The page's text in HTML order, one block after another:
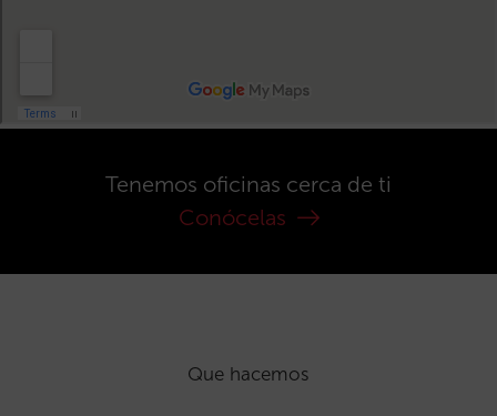
Tenemos oficinas cerca de ti
Conócelas
Que hacemos